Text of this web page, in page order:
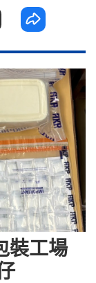
裝工場